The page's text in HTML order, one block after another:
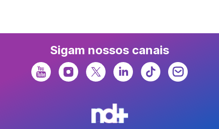
Sigam nossos canais